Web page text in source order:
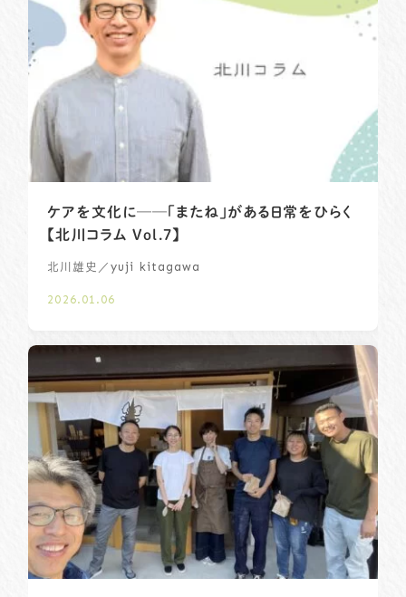
ケアを文化に──「またね」がある日常をひらく
【北川コラム Vol.7】
北川雄史 ／yuji kitagawa
2026.01.06